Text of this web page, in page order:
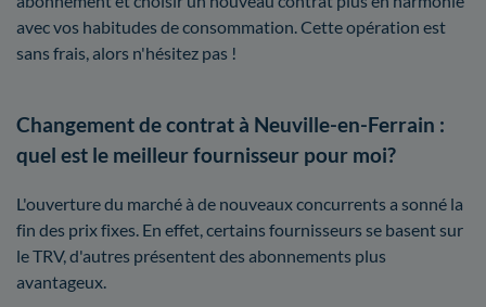
avec vos habitudes de consommation. Cette opération est
sans frais, alors n'hésitez pas !
Changement de contrat à Neuville-en-Ferrain :
quel est le meilleur fournisseur pour moi?
L'ouverture du marché à de nouveaux concurrents a sonné la
fin des prix fixes. En effet, certains fournisseurs se basent sur
le TRV, d'autres présentent des abonnements plus
avantageux.